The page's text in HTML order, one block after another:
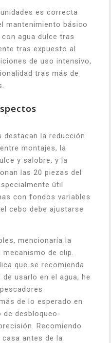
es correcta
mantenimiento básico
agua dulce tras
tras expuesto al
de uso intensivo,
tras más de
la reducción
montajes, la
y salobre, y la
las 20 piezas del
útil
con fondos variables
cebo debe ajustarse
mencionaría la
mecanismo de clip.
que se recomienda
usarlo en el agua, he
de lo esperado en
de desbloqueo-
Recomiendo
antes de la